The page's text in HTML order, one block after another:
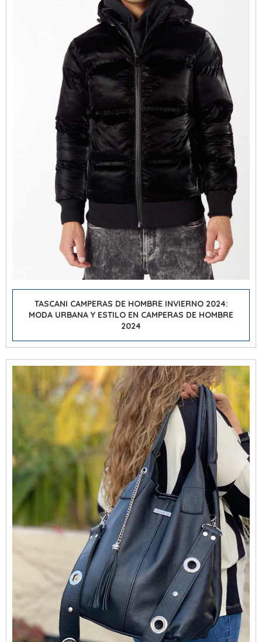
TASCANI CAMPERAS DE HOMBRE INVIERNO 2024:
MODA URBANA Y ESTILO EN CAMPERAS DE HOMBRE
2024